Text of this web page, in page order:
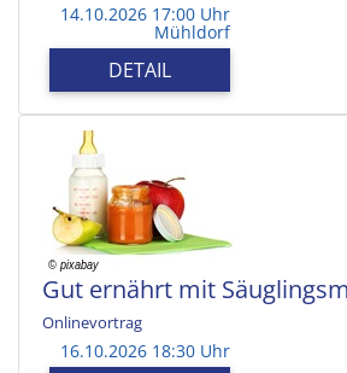
14.10.2026 17:00 Uhr
Mühldorf
DETAIL
Gut ernährt mit
Onlinevortrag
16.10.2026 18:30 Uhr